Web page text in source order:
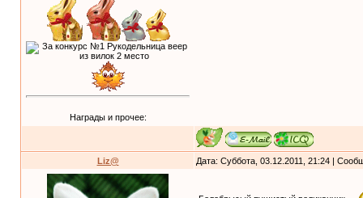
Награды и прочее:
Liz@ Дата: Суббота, 03.12.2011, 21:24 |